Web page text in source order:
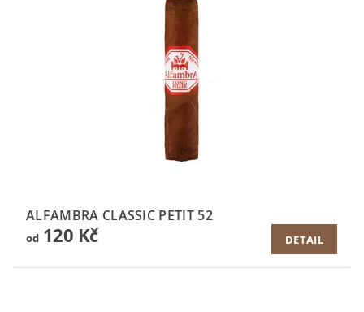
ALFAMBRA CLASSIC PETIT 52
od120 Kč DETAIL